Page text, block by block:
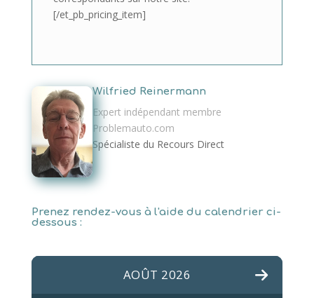
[/et_pb_pricing_item]
Wilfried Reinermann
Expert indépendant membre
Problemauto.com
Spécialiste du Recours Direct
Prenez rendez-vous à l'aide du calendrier ci-
dessous :
AOÛT 2026